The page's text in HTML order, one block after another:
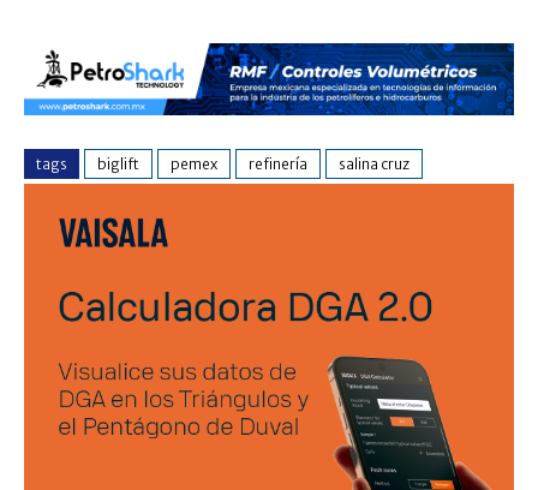
tags biglift pemex refinería salina cruz